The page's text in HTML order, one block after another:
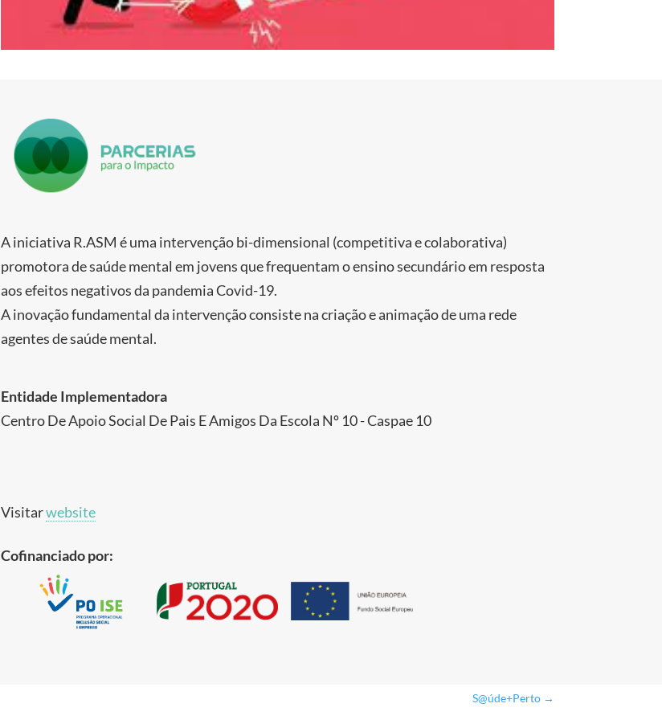
A iniciativa R.ASM é uma intervenção bi-dimensional (competitiva e colaborativa)
promotora de saúde mental em jovens que frequentam o ensino secundário em resposta
aos efeitos negativos da pandemia Covid-19.
A inovação fundamental da intervenção consiste na criação e animação de uma rede
agentes de saúde mental.
Entidade Implementadora
Centro De Apoio Social De Pais E Amigos Da Escola Nº 10 - Caspae 10
Visitarwebsite
Cofinanciado por:
S@úde+Perto →